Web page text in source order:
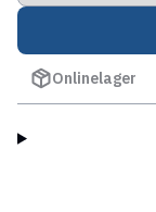
Onlinelager